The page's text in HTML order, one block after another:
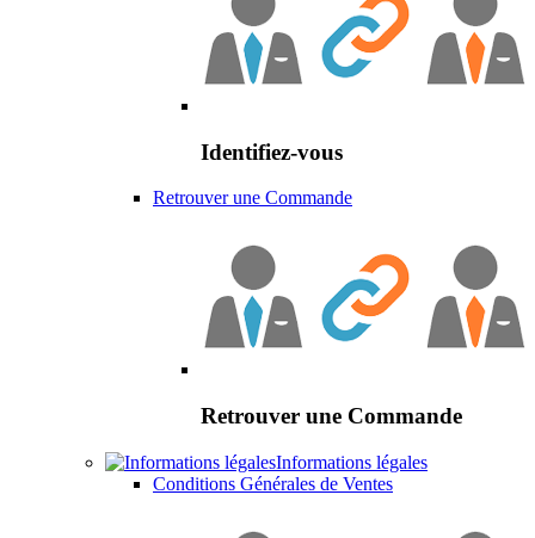
Identifiez-vous
Retrouver une Commande
Retrouver une Commande
Informations légales
Conditions Générales de Ventes